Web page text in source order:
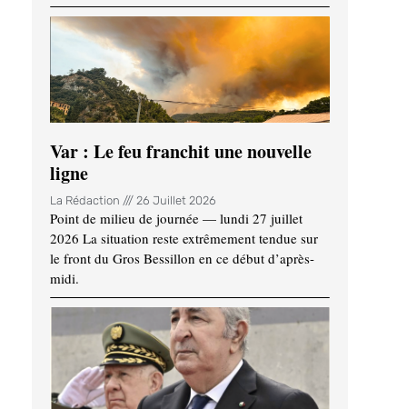
Var : Le feu franchit une nouvelle
ligne
La Rédaction 26 Juillet 2026
Point de milieu de journée — lundi 27 juillet
2026 La situation reste extrêmement tendue sur
le front du Gros Bessillon en ce début d’après-
midi.